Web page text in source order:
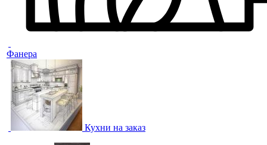
Фанера
Кухни на заказ